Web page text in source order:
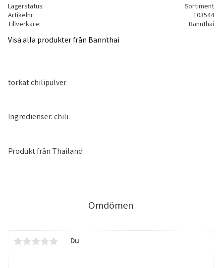
Lagerstatus
Sortiment
Artikelnr
103544
Tillverkare
Bannthai
Visa alla produkter från Bannthai
torkat chilipulver
Ingredienser: chili
Produkt från Thailand
Omdömen
Du